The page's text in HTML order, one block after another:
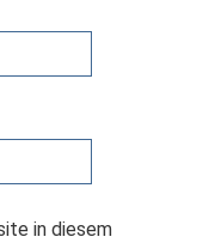
in diesem